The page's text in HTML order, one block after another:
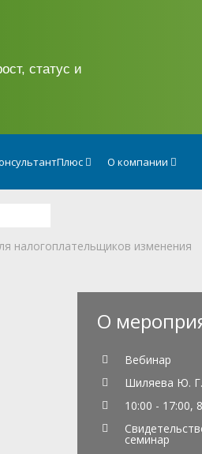
статус и
О компании
налогоплательщиков изменения
О
Вебинар
Шиляева Ю. Г.
10:00 - 17:00,
семинар